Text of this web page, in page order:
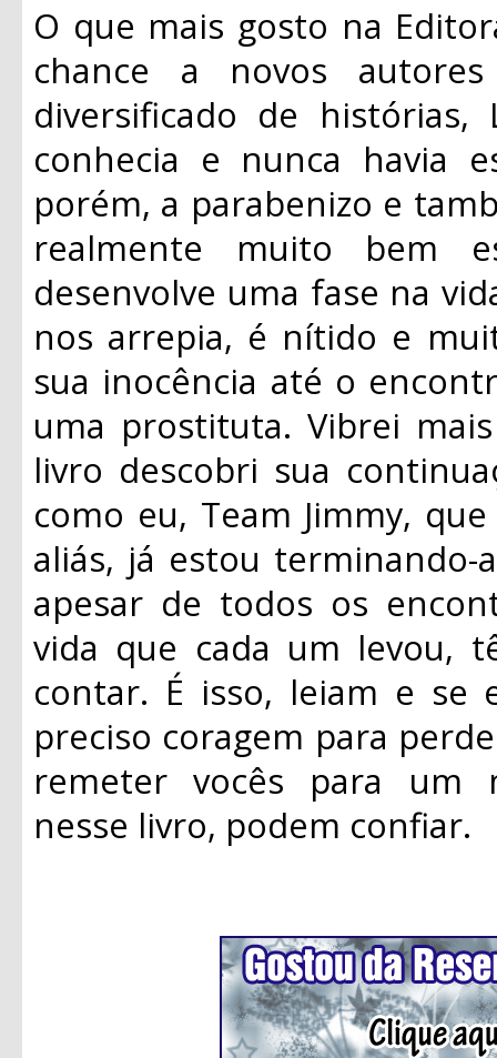
O que mais gosto na
chance a novos
diversificado de
conhecia e nunca havia
porém, a parabenizo e
realmente muito bem
desenvolve uma fase na
nos arrepia, é nítido e
sua inocência até o
uma prostituta. Vibrei
livro descobri sua
como eu, Team Jimmy,
aliás, já estou
apesar de todos os
vida que cada um levou,
contar. É isso, leiam e se
preciso coragem para
remeter vocês para um
nesse livro, podem confiar.